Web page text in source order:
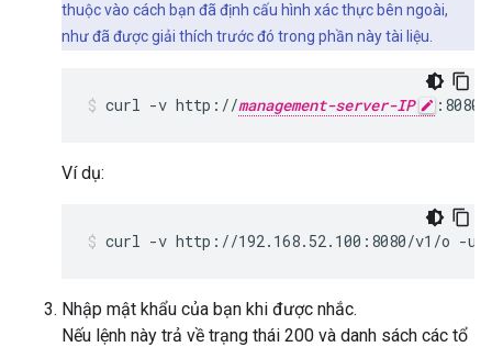
thuộc vào cách bạn đã định cấu hình xác thực bên ngoài,
như đã được giải thích trước đó trong phần này tài liệu.
curl -v http://management-server-IP
Ví dụ:
curl -v http://192.168.52.100:8080/v1/o -u
Nhập mật khẩu của bạn khi được nhắc.
Nếu lệnh này trả về trạng thái 200 và danh sách các tổ